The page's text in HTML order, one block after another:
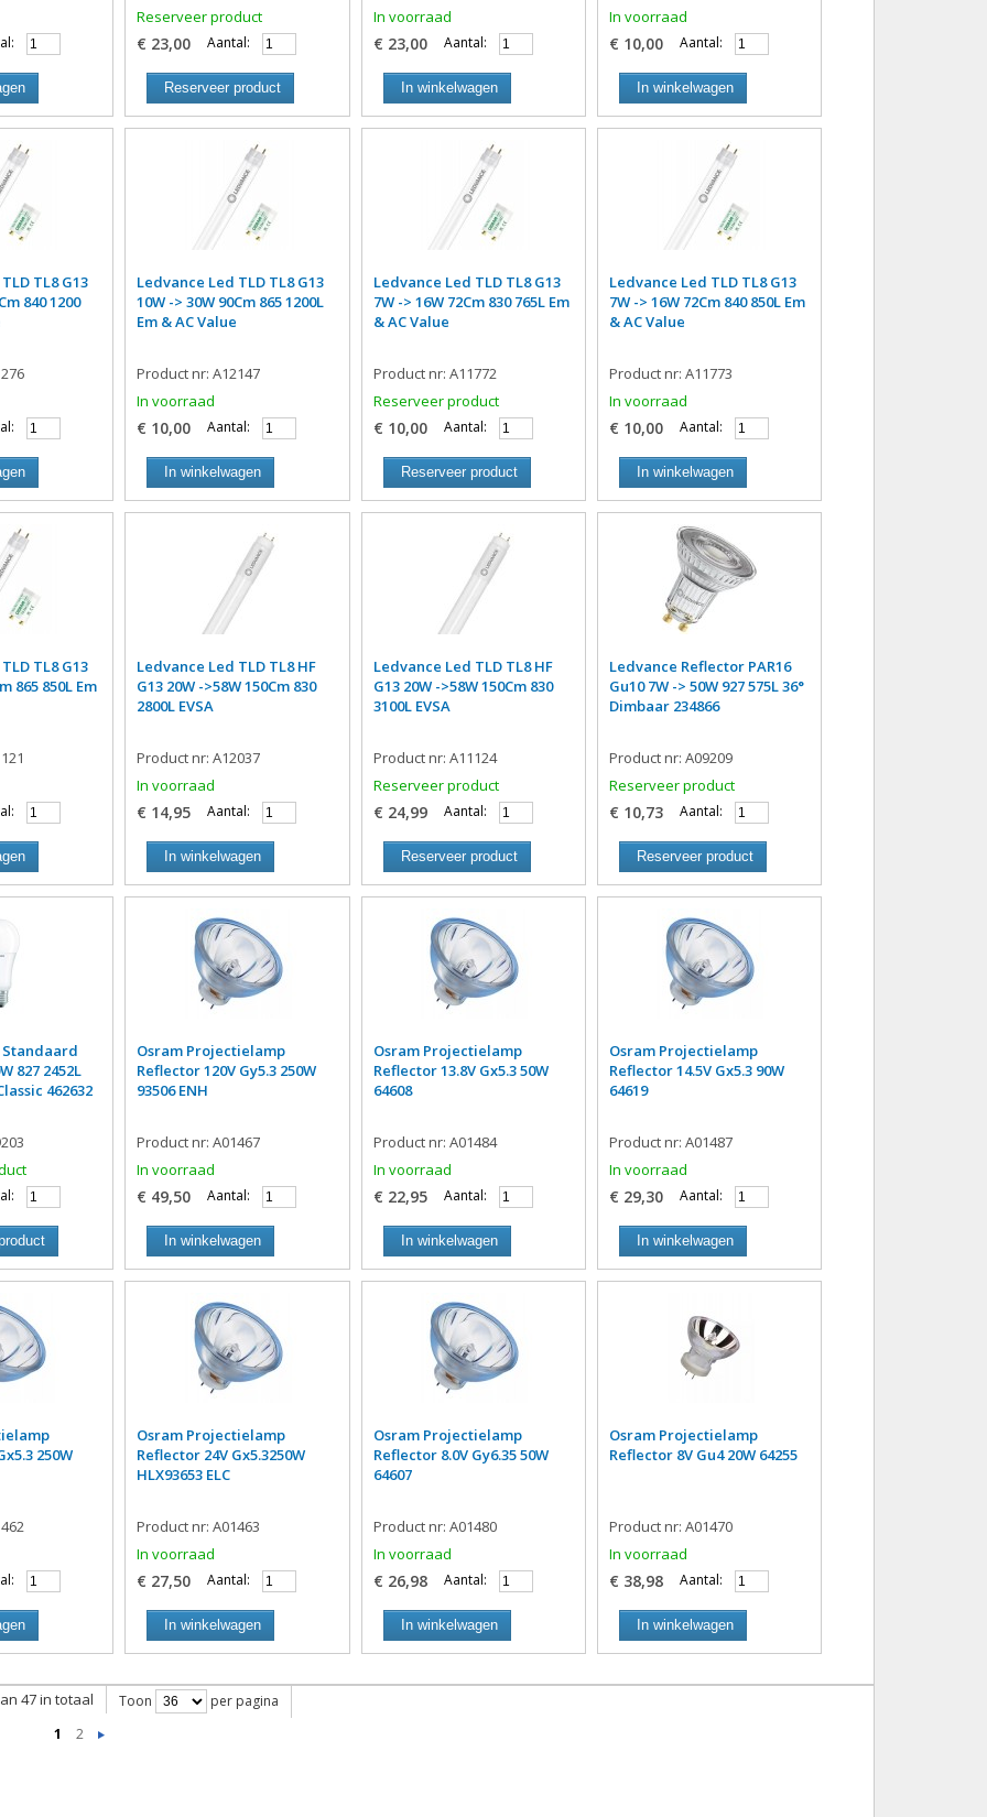
Reserveer product
€ 23,00 Aantal:
Reserveer product
In voorraad
€ 23,00 Aantal:
In winkelwagen
In voorraad
€ 10,00 Aantal:
In winkelwagen
TL8 G13
840 1200
Ledvance Led TLD TL8 G13
10W -> 30W 90Cm 865 1200L
Em & AC Value
Product nr: A12147
In voorraad
€ 10,00 Aantal:
In winkelwagen
Ledvance Led TLD TL8 G13
7W -> 16W 72Cm 830 765L Em
& AC Value
Product nr: A11772
Reserveer product
€ 10,00 Aantal:
Reserveer product
Ledvance Led TLD TL8 G13
7W -> 16W 72Cm 840 850L Em
& AC Value
Product nr: A11773
In voorraad
€ 10,00 Aantal:
In winkelwagen
TL8 G13
865 850L Em
Ledvance Led TLD TL8 HF
G13 20W ->58W 150Cm 830
2800L EVSA
Product nr: A12037
In voorraad
€ 14,95 Aantal:
In winkelwagen
Ledvance Led TLD TL8 HF
G13 20W ->58W 150Cm 830
3100L EVSA
Product nr: A11124
Reserveer product
€ 24,99 Aantal:
Reserveer product
Ledvance Reflector PAR16
Gu10 7W -> 50W 927 575L 36°
Dimbaar 234866
Product nr: A09209
Reserveer product
€ 10,73 Aantal:
Reserveer product
Standaard
827 2452L
462632
Osram Projectielamp
Reflector 120V Gy5.3 250W
93506 ENH
Product nr: A01467
In voorraad
€ 49,50 Aantal:
In winkelwagen
Osram Projectielamp
Reflector 13.8V Gx5.3 50W
64608
Product nr: A01484
In voorraad
€ 22,95 Aantal:
In winkelwagen
Osram Projectielamp
Reflector 14.5V Gx5.3 90W
64619
Product nr: A01487
In voorraad
€ 29,30 Aantal:
In winkelwagen
250W
Osram Projectielamp
Reflector 24V Gx5.3250W
HLX93653 ELC
Product nr: A01463
In voorraad
€ 27,50 Aantal:
In winkelwagen
Osram Projectielamp
Reflector 8.0V Gy6.35 50W
64607
Product nr: A01480
In voorraad
€ 26,98 Aantal:
In winkelwagen
Osram Projectielamp
Reflector 8V Gu4 20W 64255
Product nr: A01470
In voorraad
€ 38,98 Aantal:
In winkelwagen
47 in totaal Toon
per pagina
1
2